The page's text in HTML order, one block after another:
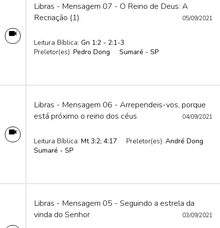
Libras - Mensagem 07 - O Reino de Deus: A
Recriação (1)
05/09/2021
Leitura Bíblica: Gn 1:2 - 2:1-3
Preletor(es): Pedro Dong Sumaré - SP
Libras - Mensagem 06 - Arrependeis-vos, porque
está próximo o reino dos céus
04/09/2021
Leitura Bíblica: Mt 3:2; 4:17 Preletor(es): André Dong
Sumaré - SP
Libras - Mensagem 05 - Seguindo a estrela da
vinda do Senhor
03/09/2021